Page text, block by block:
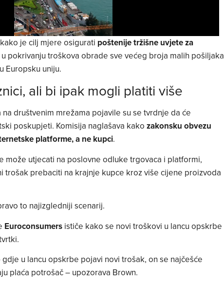
je cilj mjere osigurati poštenije tržišne uvjete za
pokrivanju troškova obrade sve većeg broja malih pošiljaka
Europsku uniju.
ali bi ipak mogli platiti više
društvenim mrežama pojavile su se tvrdnje da će
poskupjeti. Komisija naglašava kako zakonsku obvezu
platforme, a ne kupci.
može utjecati na poslovne odluke trgovaca i platformi,
trošak prebaciti na krajnje kupce kroz više cijene proizvoda
to najizgledniji scenarij.
Euroconsumersističe kako se novi troškovi u lancu opskrbe
u lancu opskrbe pojavi novi trošak, on se najčešće
plaća potrošač – upozorava Brown.